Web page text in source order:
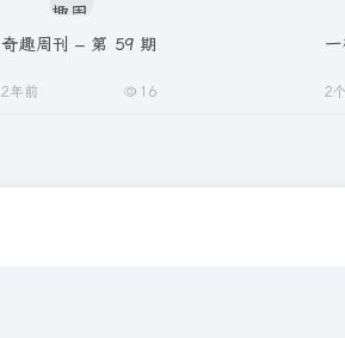
奇趣周刊 – 第 59 期
2年前 16 2